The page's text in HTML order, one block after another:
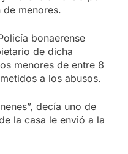
menores.
bonaerense
de dicha
menores de entre 8
a los abusos.
decía uno de
la casa le envió a la